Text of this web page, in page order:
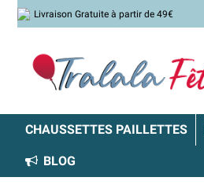
Livraison Gratuite à partir de 49€
CHAUSSETTES PAILLETTES
BLOG